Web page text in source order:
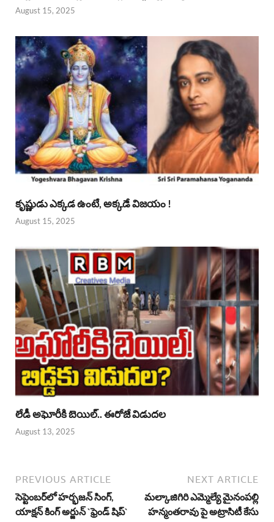
August 15, 2025
కృష్ణుడు ఎక్కడ ఉంటే, అక్కడే విజయం !
August 15, 2025
లేడీ అఘోరీకి బెయిల్.. ఈరోజే విడుదల
August 13, 2025
PREVIOUS ARTICLE
సెప్టెంబ‌ర్‌లో హ‌ర్భ‌జ‌న్‌ సింగ్‌,
యాక్ష‌న్ కింగ్ అర్జున్ `ఫ్రెండ్ షిప్‌`
NEXT ARTICLE
మల్కాజిగిరి ఎమ్మెల్యే మైనంపల్లి
హన్మంతరావు పై అట్రాసిటీ కేసు